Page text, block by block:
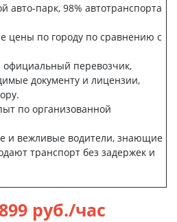
авто-парк, 98% автотранспорта
цены по городу по сравнению с
перевозчик,
документу и лицензии,
по организованной
и вежливые водители, знающие
транспорт без задержек и
899 руб./час